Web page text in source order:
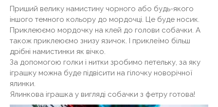
Приший велику намистину чорного або будь-якого
іншого темного кольору до мордочці. Це буде носик.
Приклеюємо мордочку на клей до голови собачки. А
також приклеюємо знизу язичок. І приклеїмо більш
дрібні намистинки як вічко.
За допомогою голки і нитки зробимо петельку, за яку
іграшку можна буде підвісити на гілочку новорічної
ялинки.
Ялинкова іграшка у вигляді собачки з фетру готова!